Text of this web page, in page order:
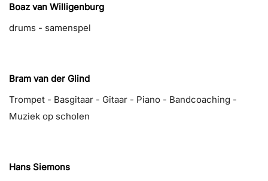
Boaz van Willigenburg
drums - samenspel
Bram van der Glind
Trompet - Basgitaar - Gitaar - Piano - Bandcoaching -
Muziek op scholen
Hans Siemons